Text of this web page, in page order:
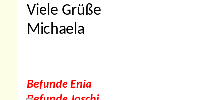
Viele Grüße
Michaela
Befunde Enia